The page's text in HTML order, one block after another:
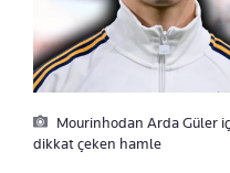
Mourinhodan Arda Güler
dikkat çeken hamle